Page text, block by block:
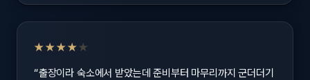
★★★★ ★
“출장이라 숙소에서 받았는데 준비부터 마무리까지 군더더기